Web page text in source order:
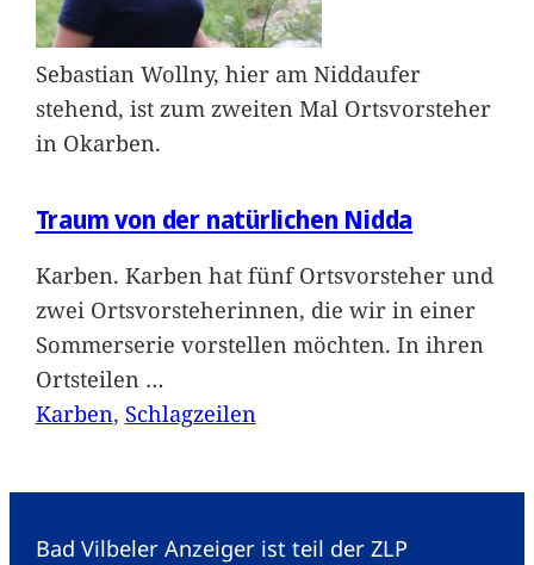
Sebastian Wollny, hier am Niddaufer
stehend, ist zum zweiten Mal Ortsvorsteher
in Okarben.
Traum von der natürlichen Nidda
Karben. Karben hat fünf Ortsvorsteher und
zwei Ortsvorsteherinnen, die wir in einer
Sommerserie vorstellen möchten. In ihren
Ortsteilen …
Karben, Schlagzeilen
Bad Vilbeler Anzeiger ist teil der ZLP